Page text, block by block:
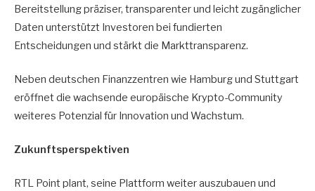
Bereitstellung präziser, transparenter und leicht zugänglicher
Daten unterstützt Investoren bei fundierten
Entscheidungen und stärkt die Markttransparenz.
Neben deutschen Finanzzentren wie Hamburg und Stuttgart
eröffnet die wachsende europäische Krypto-Community
weiteres Potenzial für Innovation und Wachstum.
Zukunftsperspektiven
RTL Point plant, seine Plattform weiter auszubauen und